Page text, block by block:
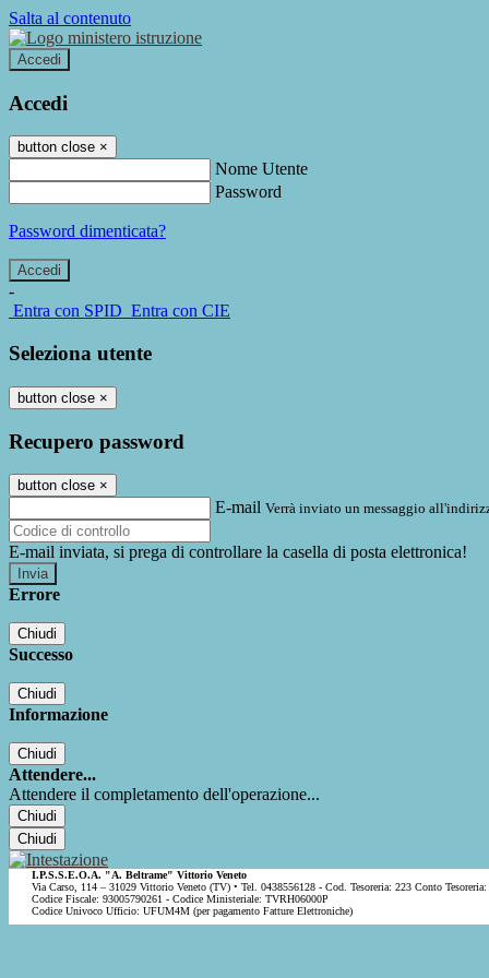
Salta al contenuto
Accedi
Accedi
button close ×
Nome Utente
Password
Password dimenticata?
-
Entra con SPID Entra con CIE
Seleziona utente
button close ×
Recupero password
button close ×
E-mail Verrà inviato un messaggio
E-mail inviata, si prega di controllare la casella di posta elettronica!
Errore
Chiudi
Successo
Chiudi
Informazione
Chiudi
Attendere...
Attendere il completamento dell'operazione...
Chiudi
Chiudi
I.P.S.S.E.O.A. "A. Beltrame" Vittorio Veneto
Via Carso, 114 – 31029 Vittorio Veneto (TV) • Tel. 0438556128 - Cod. Tesoreria: 223 Conto
Codice Fiscale: 93005790261 - Codice Ministeriale: TVRH06000P
Codice Univoco Ufficio: UFUM4M (per pagamento Fatture Elettroniche)